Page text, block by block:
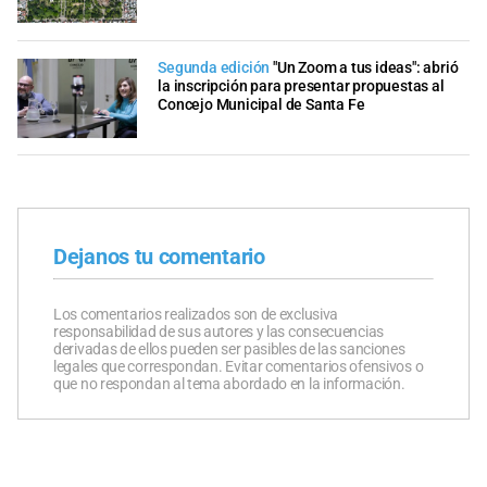
Segunda edición "Un Zoom a tus ideas": abrió
la inscripción para presentar propuestas al
Concejo Municipal de Santa Fe
Dejanos tu comentario
Los comentarios realizados son de exclusiva
responsabilidad de sus autores y las consecuencias
derivadas de ellos pueden ser pasibles de las sanciones
legales que correspondan. Evitar comentarios ofensivos o
que no respondan al tema abordado en la información.